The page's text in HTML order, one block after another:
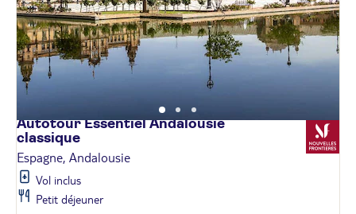
Autotour Essentiel Andalousie
classique
Espagne, Andalousie
Vol inclus
Petit déjeuner